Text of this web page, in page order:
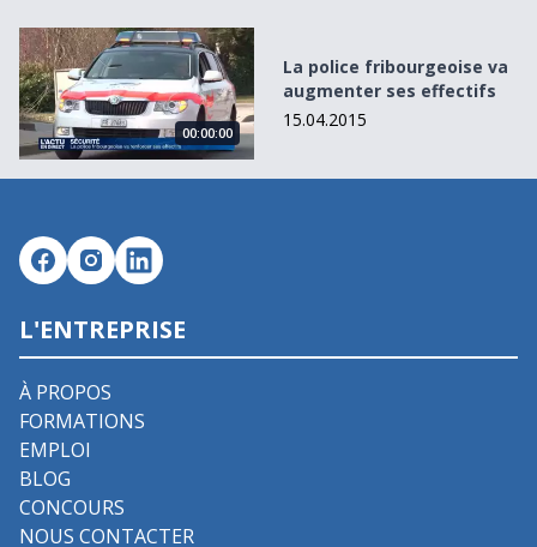
La police fribourgeoise va augmenter ses effectifs
00:00:00
La police fribourgeoise va
augmenter ses effectifs
15.04.2015
L'ENTREPRISE
À PROPOS
FORMATIONS
EMPLOI
BLOG
CONCOURS
NOUS CONTACTER